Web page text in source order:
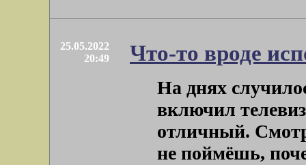
25.05.2022
20:49
Что-то вроде
На днях
включил
отличный.
не поймёшь,